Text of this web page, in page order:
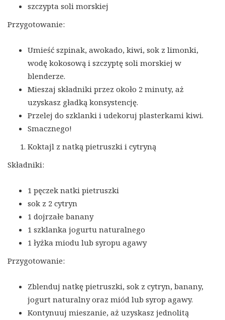
szczypta soli morskiej
Przygotowanie:
Umieść szpinak, awokado, kiwi, sok z limonki,
wodę kokosową i szczyptę soli morskiej w
blenderze.
Mieszaj składniki przez około 2 minuty, aż
uzyskasz gładką konsystencję.
Przelej do szklanki i udekoruj plasterkami kiwi.
Smacznego!
Koktajl z natką pietruszki i cytryną
Składniki:
1 pęczek natki pietruszki
sok z 2 cytryn
1 dojrzałe banany
1 szklanka jogurtu naturalnego
1 łyżka miodu lub syropu agawy
Przygotowanie:
Zblenduj natkę pietruszki, sok z cytryn, banany,
jogurt naturalny oraz miód lub syrop agawy.
Kontynuuj mieszanie, aż uzyskasz jednolitą